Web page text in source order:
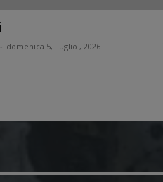
domenica 5, Luglio , 2026